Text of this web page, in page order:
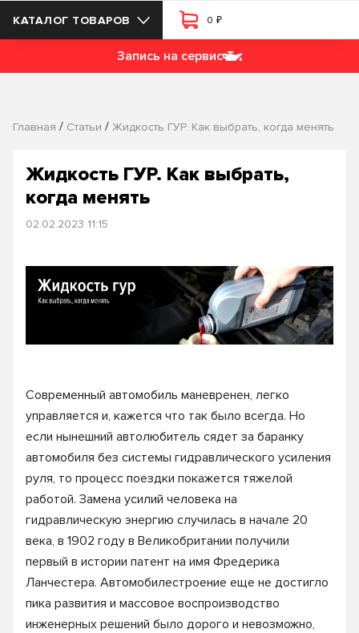
КАТАЛОГ ТОВАРОВ 0 ₽
Запись на сервис
Главная / Статьи / Жидкость ГУР. Как выбрать, когда менять
Жидкость ГУР. Как выбрать,
когда менять
02.02.2023 11:15
Современный автомобиль маневренен, легко
управляется и, кажется что так было всегда. Но
если нынешний автолюбитель сядет за баранку
автомобиля без системы гидравлического усиления
руля, то процесс поездки покажется тяжелой
работой. Замена усилий человека на
гидравлическую энергию случилась в начале 20
века, в 1902 году в Великобритании получили
первый в истории патент на имя Фредерика
Ланчестера. Автомобилестроение еще не достигло
пика развития и массовое воспроизводство
инженерных решений было дорого и невозможно,